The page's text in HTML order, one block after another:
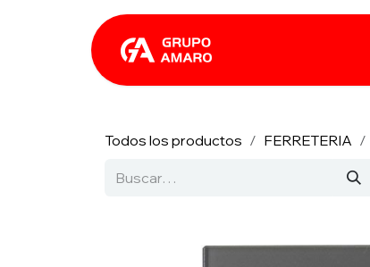
Todos los productos FERRETERIA